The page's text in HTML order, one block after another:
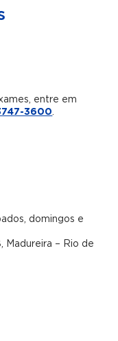
entre em
3600.
domingos e
Madureira – Rio de